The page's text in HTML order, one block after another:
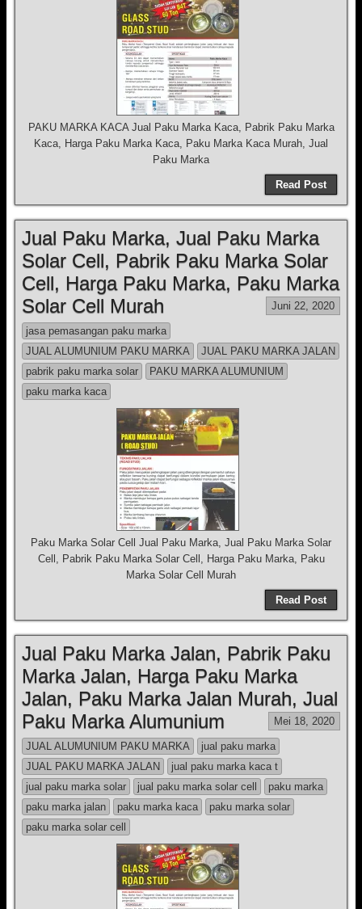
PAKU MARKA KACA Jual Paku Marka Kaca, Pabrik Paku Marka
Kaca, Harga Paku Marka Kaca, Paku Marka Kaca Murah, Jual
Paku Marka
Read Post
Jual Paku Marka, Jual Paku Marka
Solar Cell, Pabrik Paku Marka Solar
Cell, Harga Paku Marka, Paku Marka
Solar Cell Murah
Juni 22, 2020
jasa pemasangan paku marka
JUAL ALUMUNIUM PAKU MARKA
JUAL PAKU MARKA JALAN
pabrik paku marka solar
PAKU MARKA ALUMUNIUM
paku marka kaca
Paku Marka Solar Cell Jual Paku Marka, Jual Paku Marka Solar
Cell, Pabrik Paku Marka Solar Cell, Harga Paku Marka, Paku
Marka Solar Cell Murah
Read Post
Jual Paku Marka Jalan, Pabrik Paku
Marka Jalan, Harga Paku Marka
Jalan, Paku Marka Jalan Murah, Jual
Paku Marka Alumunium
Mei 18, 2020
JUAL ALUMUNIUM PAKU MARKA
jual paku marka
JUAL PAKU MARKA JALAN
jual paku marka kaca t
jual paku marka solar
jual paku marka solar cell
paku marka
paku marka jalan
paku marka kaca
paku marka solar
paku marka solar cell